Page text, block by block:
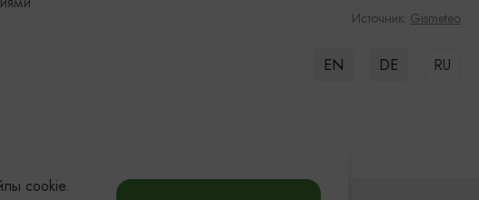
Источник: Gismeteo
EN DE RU
cookie.